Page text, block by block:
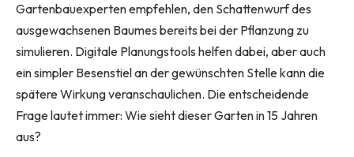
Gartenbauexperten empfehlen, den Schattenwurf des
ausgewachsenen Baumes bereits bei der Pflanzung zu
simulieren. Digitale Planungstools helfen dabei, aber auch
ein simpler Besenstiel an der gewünschten Stelle kann die
spätere Wirkung veranschaulichen. Die entscheidende
Frage lautet immer: Wie sieht dieser Garten in 15 Jahren
aus?